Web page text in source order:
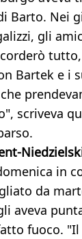
Barto. Nei
gli
Bartek e i
scriveva
in
da
aveva
fuoco.